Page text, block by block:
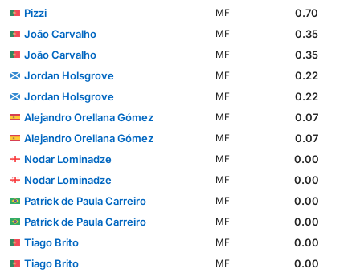
Pizzi
MF
0.70
João Carvalho
MF
0.35
João Carvalho
MF
0.35
Jordan Holsgrove
MF
0.22
Jordan Holsgrove
MF
0.22
Alejandro Orellana Gómez
MF
0.07
Alejandro Orellana Gómez
MF
0.07
Nodar Lominadze
MF
0.00
Nodar Lominadze
MF
0.00
Patrick de Paula Carreiro
MF
0.00
Patrick de Paula Carreiro
MF
0.00
Tiago Brito
MF
0.00
Tiago Brito
MF
0.00